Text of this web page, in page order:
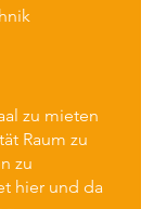
zu mieten
Raum zu
zu
hier und da